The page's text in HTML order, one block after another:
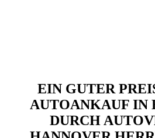
EIN GUTER
AUTOANKAUF IN
DURCH